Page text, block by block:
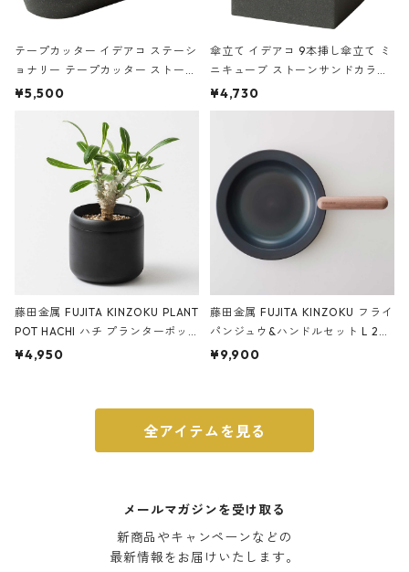
テープカッター イデアコ ステーシ
ョナリー テープカッター ストーン
サンドカラー 石調 ideaco Station
¥5,500
傘立て イデアコ 9本挿し傘立て ミ
ニキューブ ストーンサンドカラー
石調 ideaco Umbrella Stand CUB
E ストーンサンドブラック
¥4,730
藤田金属 FUJITA KINZOKU PLANT
POT HACHI ハチ プランターポッ
ト 3号 ブラック
¥4,950
藤田金属 FUJITA KINZOKU フライ
パンジュウ&ハンドルセット L 24c
m ガス火・IH対応 鉄フライパン
¥9,900
全アイテムを見る
メールマガジンを受け取る
新商品やキャンペーンなどの
最新情報をお届けいたします。